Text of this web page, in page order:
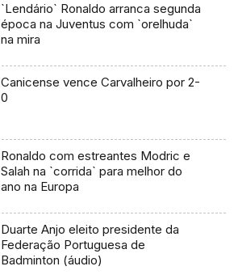
`Lendário` Ronaldo arranca segunda
época na Juventus com `orelhuda`
na mira
Canicense vence Carvalheiro por 2-
0
Ronaldo com estreantes Modric e
Salah na `corrida` para melhor do
ano na Europa
Duarte Anjo eleito presidente da
Federação Portuguesa de
Badminton (áudio)